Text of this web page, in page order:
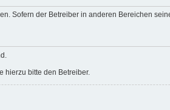
Sofern der Betreiber in anderen Bereichen
hierzu bitte den Betreiber.